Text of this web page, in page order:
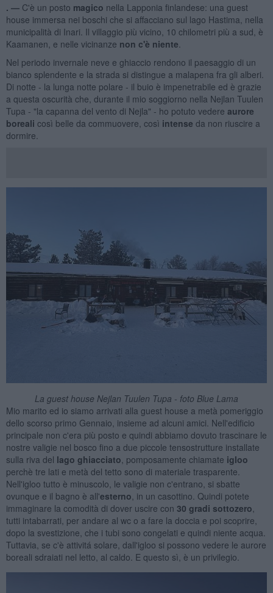
. — C'è un posto magico nella Lapponia finlandese: una guest
house immersa nei boschi che si affacciano sul lago Hastima, nella
municipalità di Inari. Il villaggio più vicino, 10 chilometri più a sud, è
Kaamanen, e nelle vicinanze non c'è niente
Nel periodo invernale neve e ghiaccio rendono il paesaggio di un
bianco splendente e la strada si distingue a malapena fra gli alberi.
Di notte - la lunga notte polare - il buio è impenetrabile ed è grazie
a questa oscurità che, durante il mio soggiorno nella Nejlan Tuulen
Tupa - "la capanna del vento di Nejla" - ho potuto vedere aurore
boreali così belle da commuovere, così intense da non riuscire a
dormire.
La guest house Nejlan Tuulen Tupa - foto Blue Lama
Mio marito ed io siamo arrivati alla guest house a metà pomeriggio
dello scorso primo Gennaio, insieme ad alcuni amici. Nell'edificio
principale non c'era più posto e quindi abbiamo dovuto trascinare le
nostre valigie nel bosco fino a due piccole tensostrutture installate
sulla riva del lago ghiacciato , pomposamente chiamate igloo
perchè tre lati e metà del tetto sono di materiale trasparente.
Nell'igloo tutto è minuscolo, le valigie non c'entrano, si sbatte
ovunque e il bagno è all'esterno , in un casottino. Quindi potete
immaginare la comodità di dover uscire con 30 gradi sottozero
tutti intabarrati, per andare al wc o a fare la doccia e poi scoprire,
dopo la svestizione, che i tubi sono congelati e quindi niente acqua.
Tuttavia, se c'è attivitá solare, dall'igloo si possono vedere le aurore
boreali sdraiati nel letto, al caldo. E questo sì, è un privilegio.